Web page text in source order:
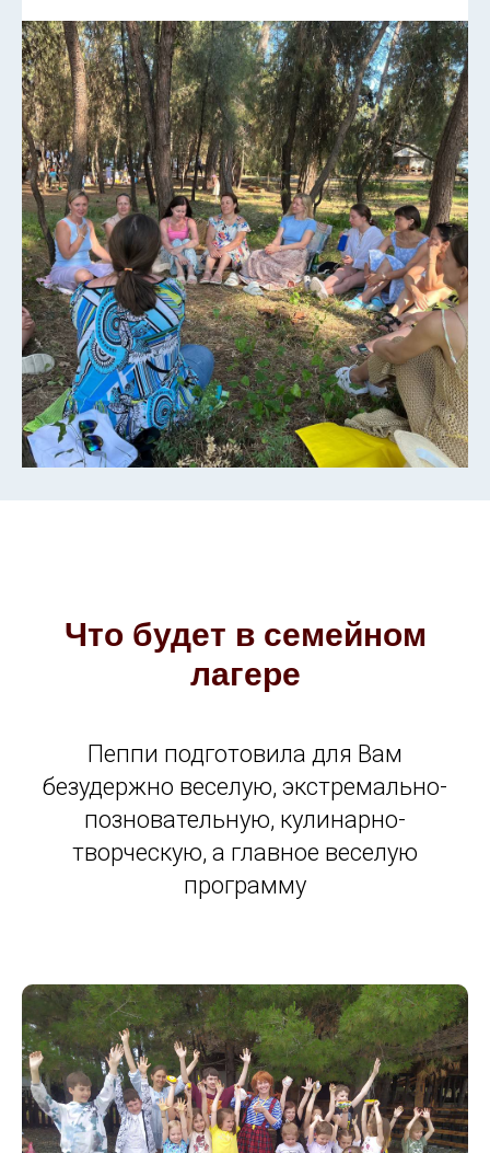
Что будет в семейном
лагере
Пеппи подготовила для Вам
безудержно веселую, экстремально-
позновательную, кулинарно-
творческую, а главное веселую
программу